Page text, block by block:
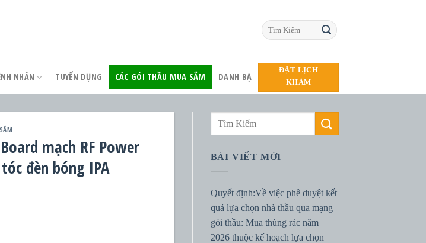
NHÂN TUYỂN DỤNG CÁC GÓI THẦU MUA SẮM DANH BẠ
ĐẶT LỊCH
KHÁM
mạch RF Power
đèn bóng IPA
BÀI VIẾT MỚI
Quyết định:Về việc phê duyệt kết
quả lựa chọn nhà thầu qua mạng
gói thầu: Mua thùng rác năm
2026 thuộc kế hoạch lựa chọn